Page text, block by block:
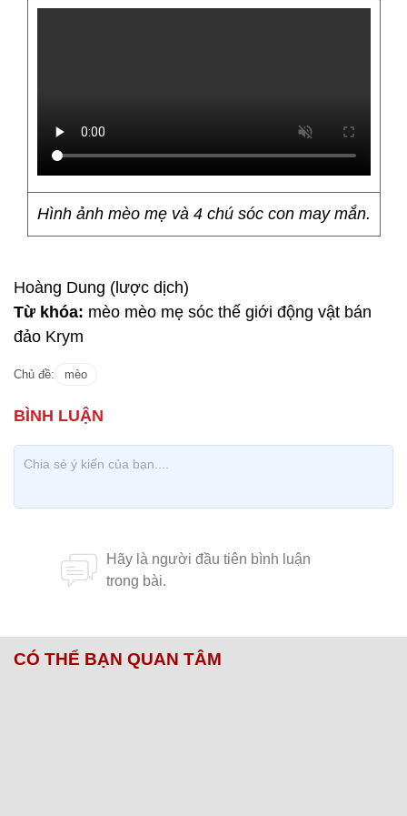
Hình ảnh mèo mẹ và 4 chú sóc con may mắn.
Hoàng Dung (lược dịch)
Từ khóa: mèo mèo mẹ sóc thế giới động vật bán
đảo Krym
Chủ đề: mèo
CÓ THỂ BẠN QUAN TÂM